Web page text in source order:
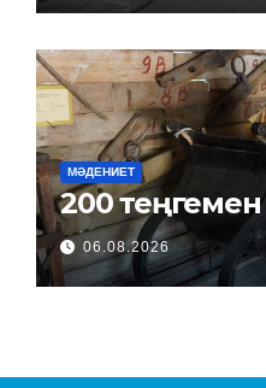
МӘДЕНИЕТ
06.08.2026